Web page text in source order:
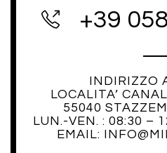
+39
INDIRIZZO
LOCALITA’
55040
LUN.-VEN. : 08:30 –
EMAIL: